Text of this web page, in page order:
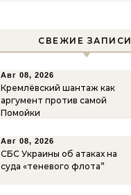
СВЕЖИЕ ЗАПИСИ
Авг 08, 2026
Кремлёвский шантаж как
аргумент против самой
Помойки
Авг 08, 2026
СБС Украины об атаках на
суда «теневого флота”